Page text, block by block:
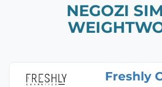
NEGOZI
Freshly